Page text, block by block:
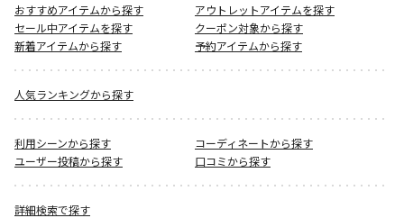
おすすめアイテムから探す
アウトレットアイテムを探す
セール中アイテムを探す
クーポン対象から探す
新着アイテムから探す
予約アイテムから探す
人気ランキングから探す
利用シーンから探す
コーディネートから探す
ユーザー投稿から探す
口コミから探す
詳細検索で探す